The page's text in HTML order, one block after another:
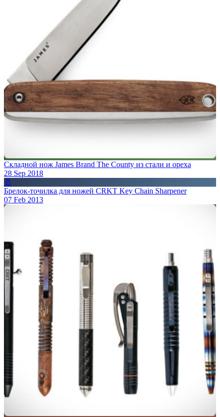
Складной нож James Brand The County из стали и ореха
28 Sep 2018
📄
Брелок-точилка для ножей CRKT Key Chain Sharpener
07 Feb 2013